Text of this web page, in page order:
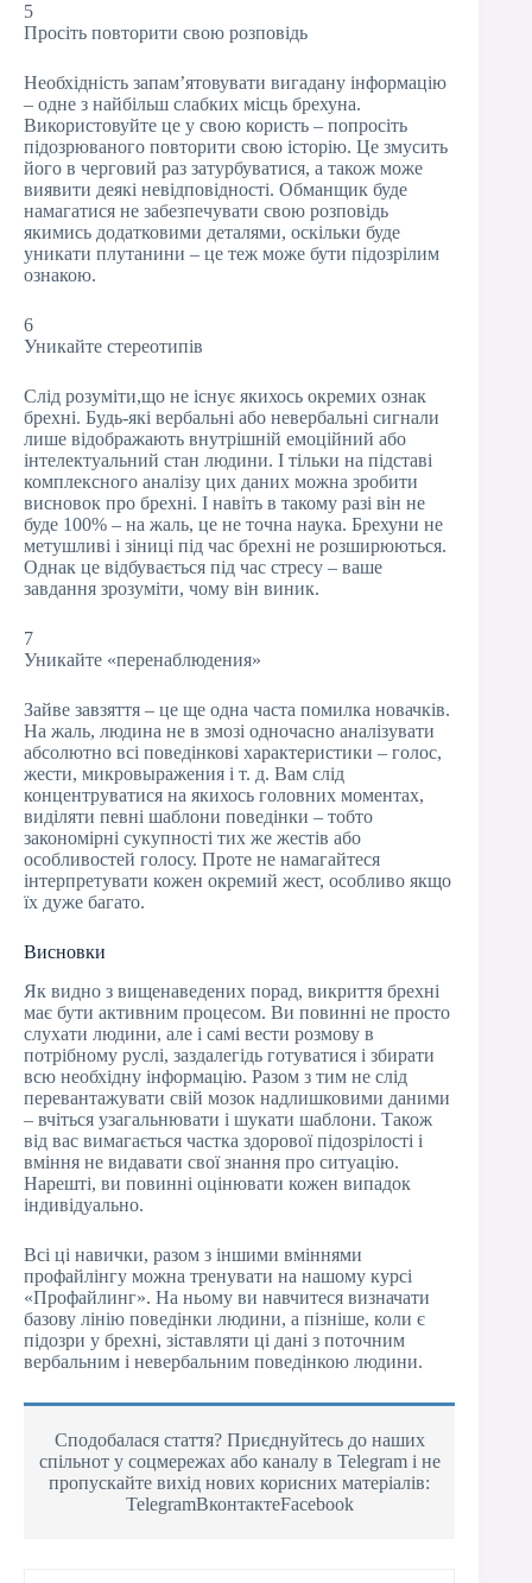
5
Просіть повторити свою розповідь
Необхідність запам’ятовувати вигадану інформацію
– одне з найбільш слабких місць брехуна.
Використовуйте це у свою користь – попросіть
підозрюваного повторити свою історію. Це змусить
його в черговий раз затурбуватися, а також може
виявити деякі невідповідності. Обманщик буде
намагатися не забезпечувати свою розповідь
якимись додатковими деталями, оскільки буде
уникати плутанини – це теж може бути підозрілим
ознакою.
6
Уникайте стереотипів
Слід розуміти,що не існує якихось окремих ознак
брехні. Будь-які вербальні або невербальні сигнали
лише відображають внутрішній емоційний або
інтелектуальний стан людини. І тільки на підставі
комплексного аналізу цих даних можна зробити
висновок про брехні. І навіть в такому разі він не
буде 100% – на жаль, це не точна наука. Брехуни не
метушливі і зіниці під час брехні не розширюються.
Однак це відбувається під час стресу – ваше
завдання зрозуміти, чому він виник.
7
Уникайте «перенаблюдения»
Зайве завзяття – це ще одна часта помилка новачків.
На жаль, людина не в змозі одночасно аналізувати
абсолютно всі поведінкові характеристики – голос,
жести, микровыражения і т. д. Вам слід
концентруватися на якихось головних моментах,
виділяти певні шаблони поведінки – тобто
закономірні сукупності тих же жестів або
особливостей голосу. Проте не намагайтеся
інтерпретувати кожен окремий жест, особливо якщо
їх дуже багато.
Висновки
Як видно з вищенаведених порад, викриття брехні
має бути активним процесом. Ви повинні не просто
слухати людини, але і самі вести розмову в
потрібному руслі, заздалегідь готуватися і збирати
всю необхідну інформацію. Разом з тим не слід
перевантажувати свій мозок надлишковими даними
– вчіться узагальнювати і шукати шаблони. Також
від вас вимагається частка здорової підозрілості і
вміння не видавати свої знання про ситуацію.
Нарешті, ви повинні оцінювати кожен випадок
індивідуально.
Всі ці навички, разом з іншими вміннями
профайлінгу можна тренувати на нашому курсі
«Профайлинг». На ньому ви навчитеся визначати
базову лінію поведінки людини, а пізніше, коли є
підозри у брехні, зіставляти ці дані з поточним
вербальним і невербальним поведінкою людини.
Сподобалася стаття? Приєднуйтесь до наших
спільнот у соцмережах або каналу в Telegram і не
пропускайте вихід нових корисних матеріалів:
TelegramВконтактеFacebook